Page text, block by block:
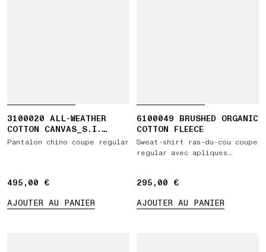
3100020 ALL-WEATHER
COTTON CANVAS_S.I.
GHOST
Pantalon chino coupe regular
495,00 €
495,00 €
AJOUTER AU PANIER
6100049 BRUSHED ORGANIC
COTTON FLEECE
Sweat-shirt ras-du-cou coupe
regular avec apliques
295,00 €
295,00 €
AJOUTER AU PANIER